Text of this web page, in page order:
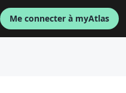
Me connecter à myAtlas